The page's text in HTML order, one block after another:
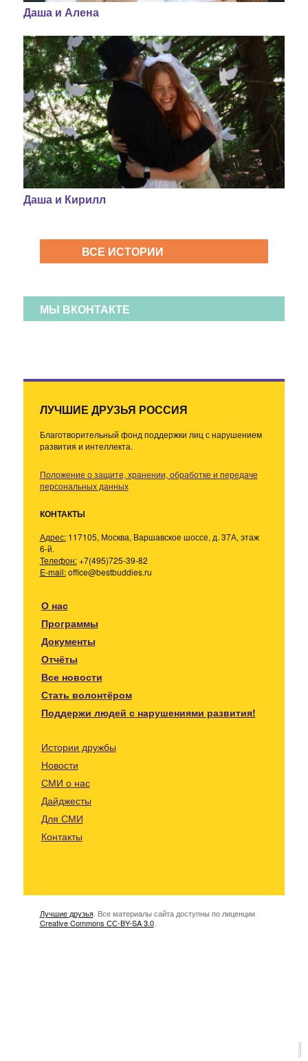
Даша и Алена
Даша и Кирилл
ВСЕ ИСТОРИИ
МЫ ВКОНТАКТЕ
ЛУЧШИЕ ДРУЗЬЯ РОССИЯ
Благотворительный фонд поддержки лиц с нарушением
развития и интеллекта.
Положение о защите, хранении, обработке и передаче
персональных данных
КОНТАКТЫ
Адрес:117105, Москва, Варшавское шоссе, д. 37А, этаж
6-й.
Телефон:+7(495)725-39-82
E-mail:office@bestbuddies.ru
О нас
Программы
Документы
Отчёты
Все новости
Стать волонтёром
Поддержи людей с нарушениями развития!
Истории дружбы
Новости
СМИ о нас
Дайджесты
Для СМИ
Контакты
Лучшие друзья. Все материалы сайта доступны по лиценции
Creative Commons СС-BY-SA 3.0.